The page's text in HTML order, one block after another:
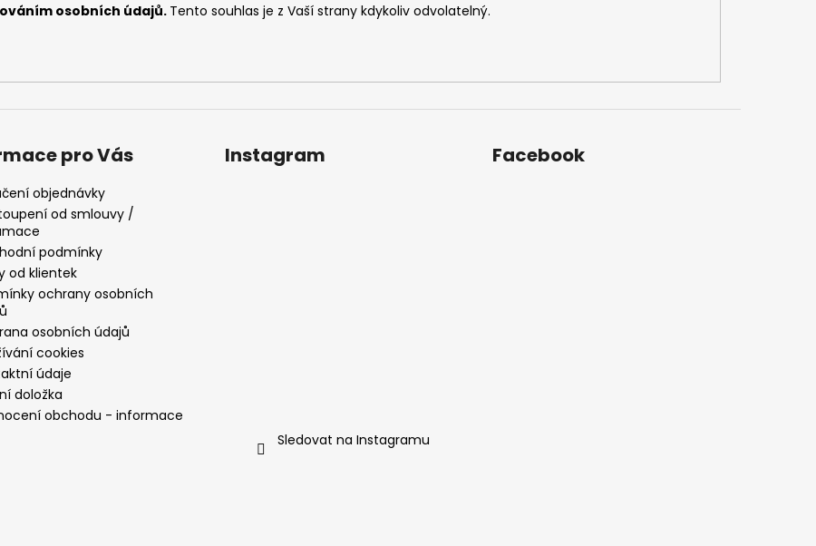
osobních údajů. Tento souhlas je z Vaší strany kdykoliv odvolatelný.
pro Vás
objednávky
od smlouvy /
podmínky
od klientek
ochrany osobních
osobních údajů
cookies
údaje
doložka
obchodu - informace
Instagram
Sledovat na Instagramu
Facebook